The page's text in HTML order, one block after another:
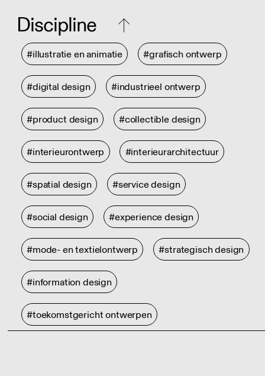
Discipline
#illustratie en animatie #grafisch ontwerp
#digital design #industrieel ontwerp
#product design #collectible design
#interieurontwerp #interieurarchitectuur
#spatial design #service design
#social design #experience design
#mode- en textielontwerp #strategisch design
#information design
#toekomstgericht ontwerpen